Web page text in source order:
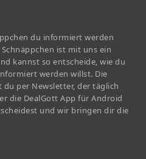
du informiert werden
ist mit uns ein
kannst so entscheide, wie du
werden willst. Die
du per Newsletter, der täglich
die DealGott App für Android
und wir bringen dir die